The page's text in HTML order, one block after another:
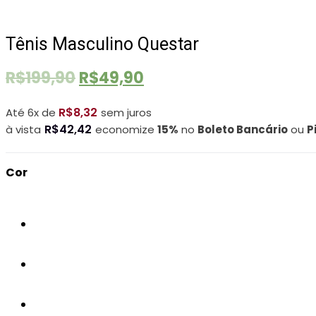
Tênis Masculino Questar
R$199,90R$49,90
Até 6x de R$8,32 sem juros
à vista R$42,42 economize 15% no Boleto Bancárioou
Cor